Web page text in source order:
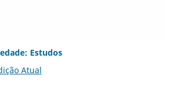
Estudos
Atual